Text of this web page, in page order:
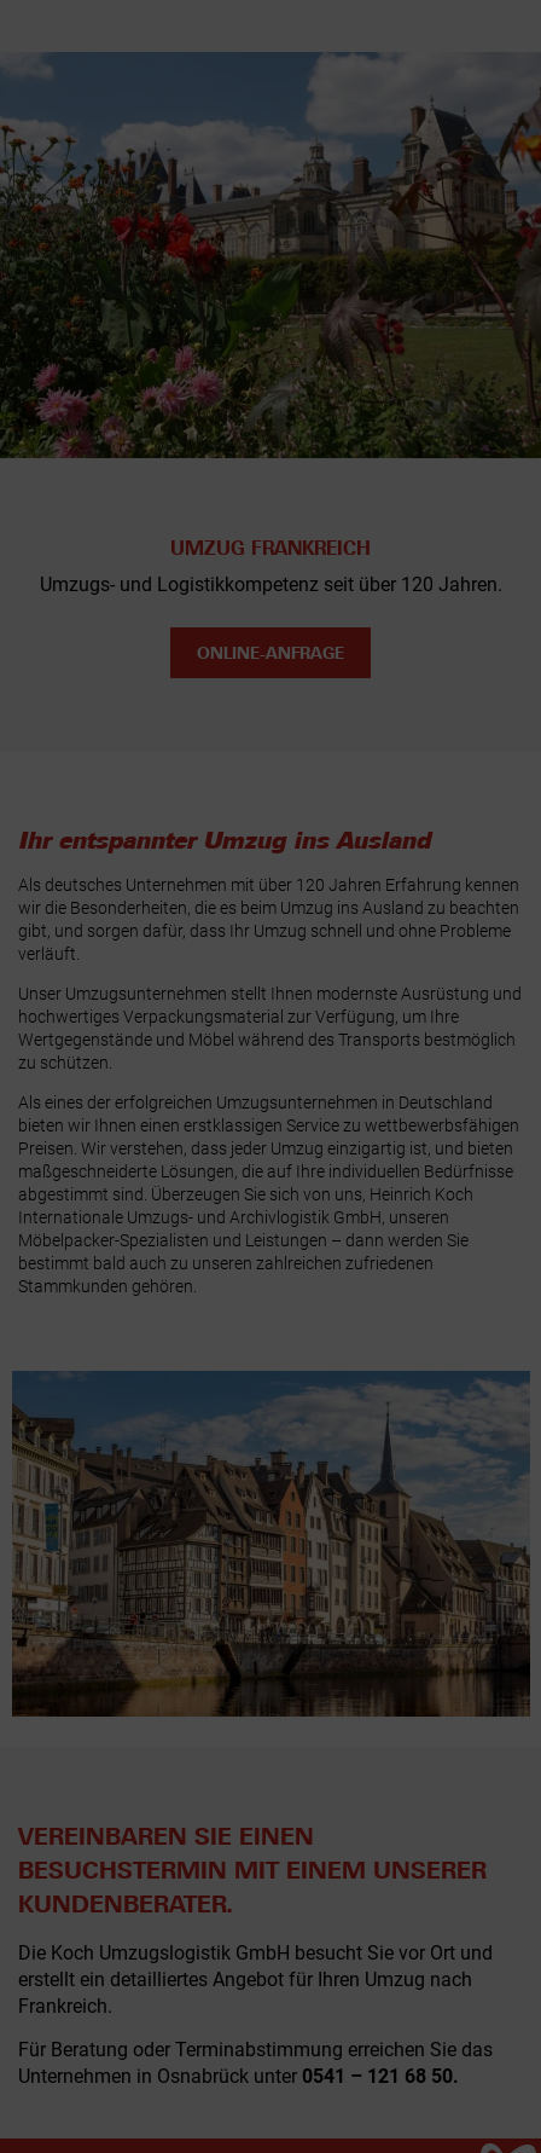
UMZUG FRANKREICH
Umzugs- und Logistikkompetenz seit über 120 Jahren.
ONLINE-ANFRAGE
Ihr entspannter Umzug ins Ausland
Als deutsches Unternehmen mit über 120 Jahren Erfahrung kennen
wir die Besonderheiten, die es beim Umzug ins Ausland zu beachten
gibt, und sorgen dafür, dass Ihr Umzug schnell und ohne Probleme
verläuft.
Unser Umzugsunternehmen stellt Ihnen modernste Ausrüstung und
hochwertiges Verpackungsmaterial zur Verfügung, um Ihre
Wertgegenstände und Möbel während des Transports bestmöglich
zu schützen.
Als eines der erfolgreichen Umzugsunternehmen in Deutschland
bieten wir Ihnen einen erstklassigen Service zu wettbewerbsfähigen
Preisen. Wir verstehen, dass jeder Umzug einzigartig ist, und bieten
maßgeschneiderte Lösungen, die auf Ihre individuellen Bedürfnisse
abgestimmt sind. Überzeugen Sie sich von uns, Heinrich Koch
Internationale Umzugs- und Archivlogistik GmbH, unseren
Möbelpacker-Spezialisten und Leistungen – dann werden Sie
bestimmt bald auch zu unseren zahlreichen zufriedenen
Stammkunden gehören.
VEREINBAREN SIE EINEN
BESUCHSTERMIN MIT EINEM UNSERER
KUNDENBERATER.
Die Koch Umzugslogistik GmbH besucht Sie vor Ort und
erstellt ein detailliertes Angebot für Ihren Umzug nach
Frankreich.
Für Beratung oder Terminabstimmung erreichen Sie das
Unternehmen in Osnabrück unter 0541 – 121 68 50.